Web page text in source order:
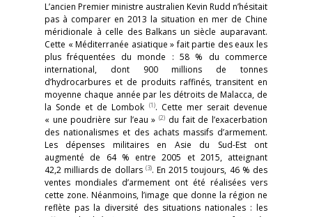
L’ancien Premier ministre australien Kevin Rudd n’hésitait
pas à comparer en 2013 la situation en mer de Chine
méridionale à celle des Balkans un siècle auparavant.
Cette « Méditerranée asiatique » fait partie des eaux les
plus fréquentées du monde : 58 % du commerce
international, dont 900 millions de tonnes
d’hydrocarbures et de produits raffinés, transitent en
moyenne chaque année par les détroits de Malacca, de
la Sonde et de Lombok (1). Cette mer serait devenue
« une poudrière sur l’eau »(2) du fait de l’exacerbation
des nationalismes et des achats massifs d’armement.
Les dépenses militaires en Asie du Sud-Est ont
augmenté de 64 % entre 2005 et 2015, atteignant
42,2 milliards de dollars (3). En 2015 toujours, 46 % des
ventes mondiales d’armement ont été réalisées vers
cette zone. Néanmoins, l’image que donne la région ne
reflète pas la diversité des situations nationales : les